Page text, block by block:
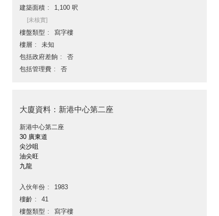
建築面積
1,100 呎
[未核實]
樓盤類型
寫字樓
樓層
未知
包括政府差餉
否
包括管理費
否
大廈資料：新港中心第二座
新港中心第二座
30 廣東道
尖沙咀
油尖旺
九龍
入伙年份
1983
樓齡
41
樓盤類型
寫字樓